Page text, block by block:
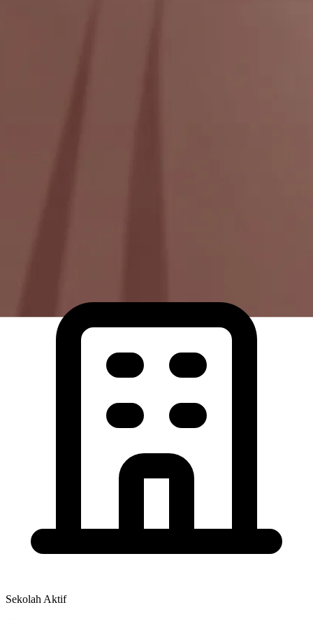
Sekolah Aktif